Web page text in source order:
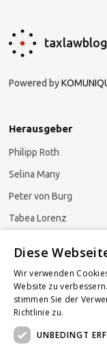
Powered by
Herausgeber
Philipp Roth
Selina Many
Peter von Burg
Tabea Lorenz
Newsletter
Diese
Wir verwenden
Website zu
stimmen Sie der
Richtlinie zu.
UNBEDINGT